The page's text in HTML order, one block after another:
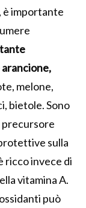
è importante
melone,
bietole. Sono
sulla
ricco invece di
vitamina A.
può